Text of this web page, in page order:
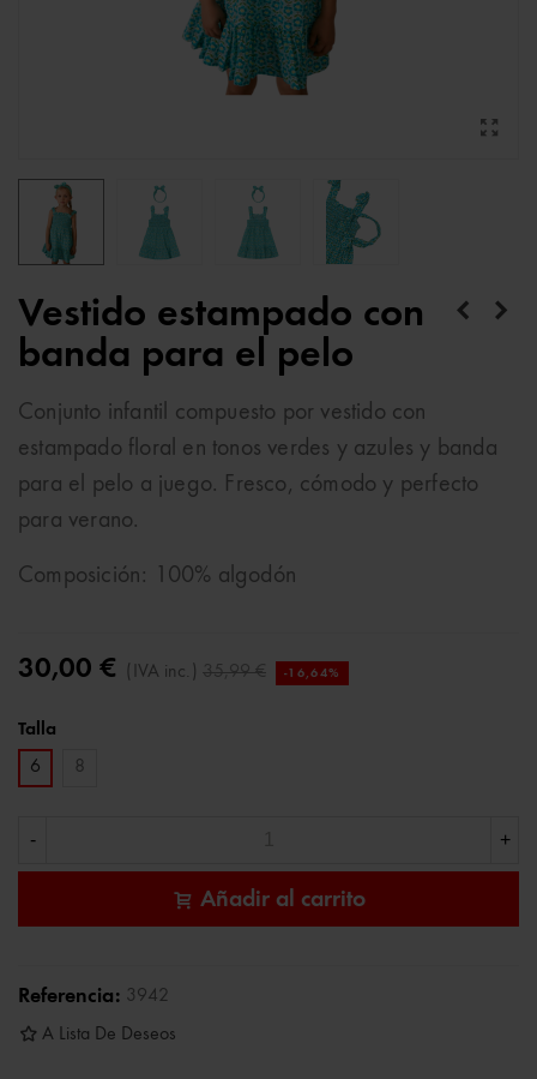
Vestido estampado con
banda para el pelo
Conjunto infantil compuesto por vestido con
estampado floral en tonos verdes y azules y banda
para el pelo a juego. Fresco, cómodo y perfecto
para verano.
Composición: 100% algodón
30,00 € (IVA inc.) 35,99 € -16,64%
Talla
6
8
- +
Añadir al carrito
Referencia: 3942
A Lista De Deseos